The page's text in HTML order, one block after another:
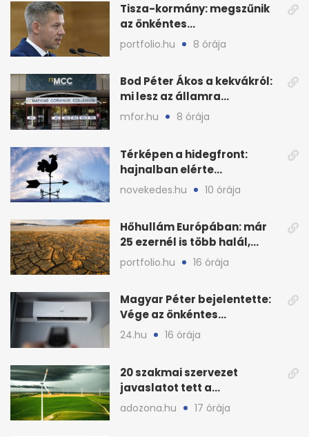
Tisza-kormány: megszűnik
az önkéntes
fogyasztáscsökkentés
portfolio.hu 8 órája
Bod Péter Ákos a kekvákról:
mi lesz az államra
visszaszálló vagyonnal?
mfor.hu 8 órája
Térképen a hidegfront:
hajnalban elérte
Magyarország határát
novekedes.hu 10 órája
Hőhullám Európában: már
25 ezernél is több halál,
folytatódhat
portfolio.hu 16 órája
Magyar Péter bejelentette:
Vége az önkéntes
fogyasztáscsökkentésnek
24.hu 16 órája
20 szakmai szervezet
javaslatot tett a
fenntartható szélenergia-
adozona.hu 17 órája